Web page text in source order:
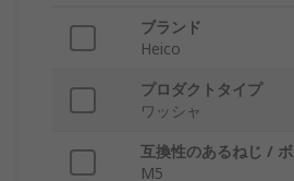
ブランド
Heico
プロダクトタイプ
ワッシャ
互換性のあるねじ /
M5